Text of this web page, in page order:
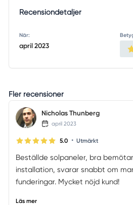
Recensiondetaljer
När:
april 2023
Fler recensioner
Nicholas Thunberg
april 2023
5.0 • Utmärkt
Beställde solpaneler, bra
installation, svarar snabbt om
funderingar. Mycket nöjd kund!
Läs mer